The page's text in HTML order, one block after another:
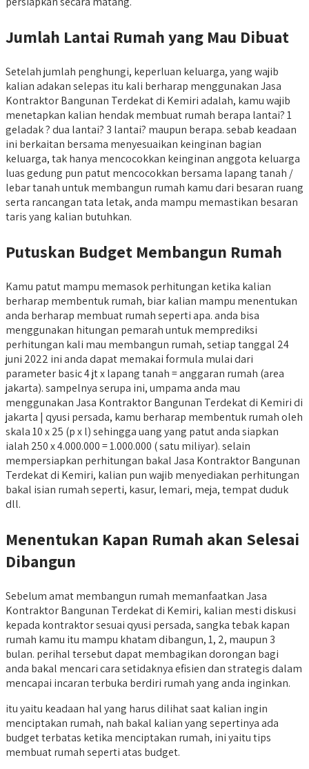
Jumlah Lantai Rumah yang Mau Dibuat
Setelah jumlah penghungi, keperluan keluarga, yang wajib
kalian adakan selepas itu kali berharap menggunakan Jasa
Kontraktor Bangunan Terdekat di Kemiri adalah, kamu wajib
menetapkan kalian hendak membuat rumah berapa lantai? 1
geladak ? dua lantai? 3 lantai? maupun berapa. sebab keadaan
ini berkaitan bersama menyesuaikan keinginan bagian
keluarga, tak hanya mencocokkan keinginan anggota keluarga
luas gedung pun patut mencocokkan bersama lapang tanah /
lebar tanah untuk membangun rumah kamu dari besaran ruang
serta rancangan tata letak, anda mampu memastikan besaran
taris yang kalian butuhkan.
Putuskan Budget Membangun Rumah
Kamu patut mampu memasok perhitungan ketika kalian
berharap membentuk rumah, biar kalian mampu menentukan
anda berharap membuat rumah seperti apa. anda bisa
menggunakan hitungan pemarah untuk memprediksi
perhitungan kali mau membangun rumah, setiap tanggal 24
juni 2022 ini anda dapat memakai formula mulai dari
parameter basic 4 jt x lapang tanah = anggaran rumah (area
jakarta). sampelnya serupa ini, umpama anda mau
menggunakan Jasa Kontraktor Bangunan Terdekat di Kemiri di
jakarta | qyusi persada, kamu berharap membentuk rumah oleh
skala 10 x 25 (p x l) sehingga uang yang patut anda siapkan
ialah 250 x 4.000.000 = 1.000.000 ( satu miliyar). selain
mempersiapkan perhitungan bakal Jasa Kontraktor Bangunan
Terdekat di Kemiri, kalian pun wajib menyediakan perhitungan
bakal isian rumah seperti, kasur, lemari, meja, tempat duduk
dll.
Menentukan Kapan Rumah akan Selesai
Dibangun
Sebelum amat membangun rumah memanfaatkan Jasa
Kontraktor Bangunan Terdekat di Kemiri, kalian mesti diskusi
kepada kontraktor sesuai qyusi persada, sangka tebak kapan
rumah kamu itu mampu khatam dibangun, 1, 2, maupun 3
bulan. perihal tersebut dapat membagikan dorongan bagi
anda bakal mencari cara setidaknya efisien dan strategis dalam
mencapai incaran terbuka berdiri rumah yang anda inginkan.
itu yaitu keadaan hal yang harus dilihat saat kalian ingin
menciptakan rumah, nah bakal kalian yang sepertinya ada
budget terbatas ketika menciptakan rumah, ini yaitu tips
membuat rumah seperti atas budget.